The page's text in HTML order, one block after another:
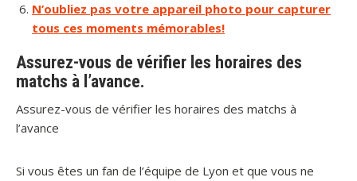
N’oubliez pas votre appareil photo pour capturer
tous ces moments mémorables!
Assurez-vous de vérifier les horaires des
matchs à l’avance.
Assurez-vous de vérifier les horaires des matchs à
l’avance
Si vous êtes un fan de l’équipe de Lyon et que vous ne